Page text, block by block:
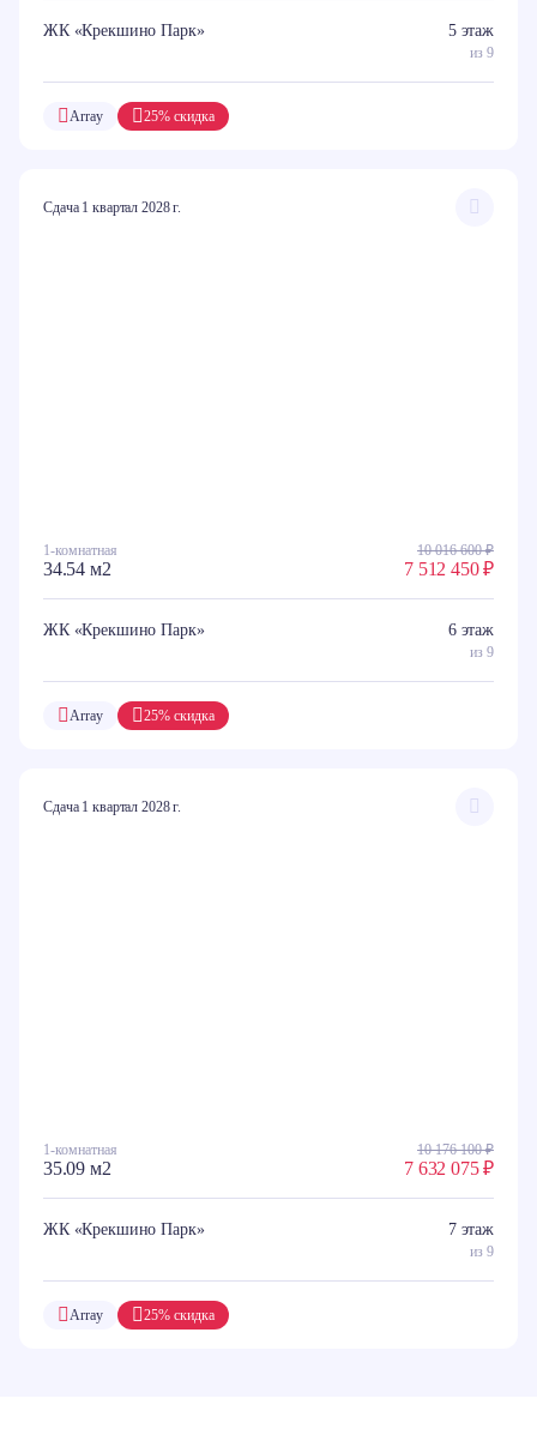
ЖК «Крекшино Парк» 5 этаж
из 9
25% скидка
Array
Сдача 1 квартал 2028 г.
1-комнатная
34.54 м2
10 016 600 ₽
7 512 450 ₽
ЖК «Крекшино Парк» 6 этаж
из 9
25% скидка
Array
Сдача 1 квартал 2028 г.
1-комнатная
35.09 м2
10 176 100 ₽
7 632 075 ₽
ЖК «Крекшино Парк» 7 этаж
из 9
25% скидка
Array